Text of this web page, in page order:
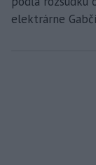
elektrárne